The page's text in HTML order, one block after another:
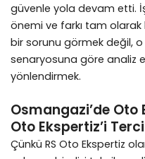
güvenle yola devam etti.
önemi ve farkı tam
bir sorunu görmek değil,
senaryosuna göre analiz
yönlendirmek.
Osmangazi’de Oto
Oto Ekspertiz’i
Çünkü RS Oto Ekspertiz